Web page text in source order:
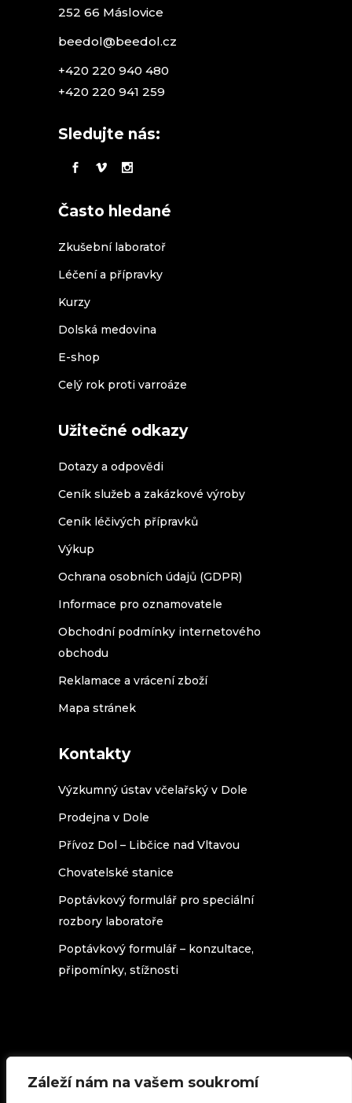
Záleží nám na vašem soukromí
252 66 Máslovice
beedol@beedol.cz
+420 220 940 480
+420 220 941 259
Sledujte nás:
Často hledané
Zkušební laboratoř
Léčení a přípravky
Kurzy
Dolská medovina
E-shop
Celý rok proti varroáze
Užitečné odkazy
Dotazy a odpovědi
Ceník služeb a zakázkové výroby
Ceník léčivých přípravků
Výkup
Ochrana osobních údajů (GDPR)
Informace pro oznamovatele
Obchodní podmínky internetového
obchodu
Reklamace a vrácení zboží
Mapa stránek
Kontakty
Výzkumný ústav včelařský v Dole
Prodejna v Dole
Přívoz Dol – Libčice nad Vltavou
Chovatelské stanice
Poptávkový formulář pro speciální
rozbory laboratoře
Poptávkový formulář – konzultace,
připomínky, stížnosti